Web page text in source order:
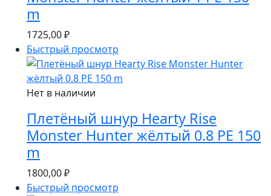
m
1725,00₽
Быстрый просмотр
Нет в наличии
Плетёный шнур Hearty Rise
Monster Hunter жёлтый 0.8 PE 150
m
1800,00₽
Быстрый просмотр